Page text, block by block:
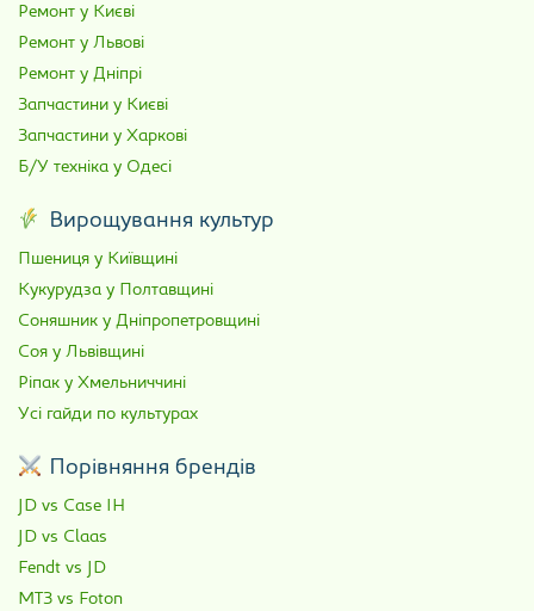
Ремонт у Києві
Ремонт у Львові
Ремонт у Дніпрі
Запчастини у Києві
Запчастини у Харкові
Б/У техніка у Одесі
Вирощування культур
Пшениця у Київщині
Кукурудза у Полтавщині
Соняшник у Дніпропетровщині
Соя у Львівщині
Ріпак у Хмельниччині
Усі гайди по культурах
Порівняння брендів
JD vs Case IH
JD vs Claas
Fendt vs JD
МТЗ vs Foton